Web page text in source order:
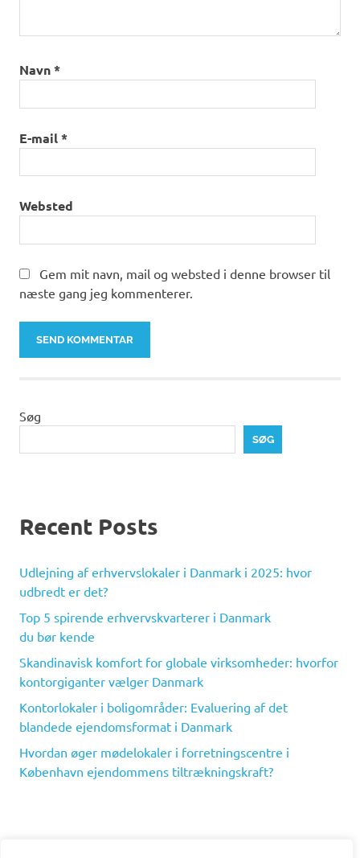
Navn*
E-mail*
Websted
Gem mit navn, mail og websted i denne browser til
næste gang jeg kommenterer.
Søg
SØG
Recent Posts
Udlejning af erhvervslokaler i Danmark i 2025: hvor
udbredt er det?
Top 5 spirende erhvervskvarterer i Danmark
du bør kende
Skandinavisk komfort for globale virksomheder: hvorfor
kontorgiganter vælger Danmark
Kontorlokaler i boligområder: Evaluering af det
blandede ejendomsformat i Danmark
Hvordan øger mødelokaler i forretningscentre i
København ejendommens tiltrækningskraft?